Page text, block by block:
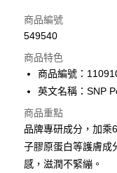
信用卡
AlipayHK
PayMe
WeChat Pay
BoC Pay
商品編號
549540
商品特色
商品編號：
英文名稱：SNP
商品重點
品牌專研成分，加乘
子膠原蛋白等護膚成
感，滋潤不緊繃。